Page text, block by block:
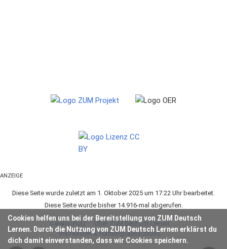
Cookies helfen uns bei der Bereitstellung von ZUM Deutsch
Lernen. Durch die Nutzung von ZUM Deutsch Lernen erklärst du
dich damit einverstanden, dass wir Cookies speichern.
ANZEIGE
Diese Seite wurde zuletzt am 1. Oktober 2025 um 17:22 Uhr bearbeitet.
Diese Seite wurde bisher 14.916-mal abgerufen.
Datenschutz
Über ZUM Deutsch Lernen
Impressum & Haftungsausschluss